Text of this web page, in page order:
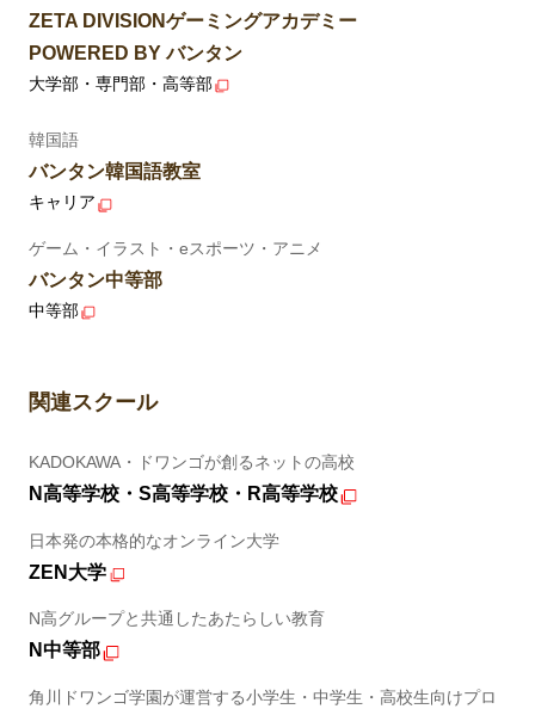
ZETA DIVISIONゲーミングアカデミー
POWERED BY バンタン
大学部・専門部・高等部
韓国語
バンタン韓国語教室
キャリア
ゲーム・イラスト・eスポーツ・アニメ
バンタン中等部
中等部
関連スクール
KADOKAWA・ドワンゴが創るネットの高校
N高等学校・S高等学校・R高等学校
日本発の本格的なオンライン大学
ZEN大学
N高グループと共通したあたらしい教育
N中等部
角川ドワンゴ学園が運営する小学生・中学生・高校生向けプロ